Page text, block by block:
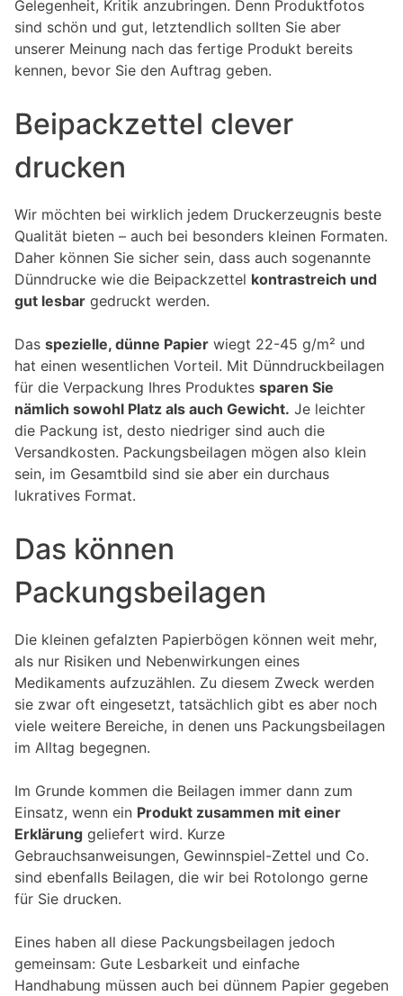
Gelegenheit, Kritik anzubringen. Denn Produktfotos
sind schön und gut, letztendlich sollten Sie aber
unserer Meinung nach das fertige Produkt bereits
kennen, bevor Sie den Auftrag geben.
Beipackzettel clever
drucken
Wir möchten bei wirklich jedem Druckerzeugnis beste
Qualität bieten – auch bei besonders kleinen Formaten.
Daher können Sie sicher sein, dass auch sogenannte
Dünndrucke wie die Beipackzettel kontrastreich und
gut lesbar gedruckt werden.
Das spezielle, dünne Papier wiegt 22-45 g/m² und
hat einen wesentlichen Vorteil. Mit Dünndruckbeilagen
für die Verpackung Ihres Produktes sparen Sie
nämlich sowohl Platz als auch Gewicht. Je leichter
die Packung ist, desto niedriger sind auch die
Versandkosten. Packungsbeilagen mögen also klein
sein, im Gesamtbild sind sie aber ein durchaus
lukratives Format.
Das können
Packungsbeilagen
Die kleinen gefalzten Papierbögen können weit mehr,
als nur Risiken und Nebenwirkungen eines
Medikaments aufzuzählen. Zu diesem Zweck werden
sie zwar oft eingesetzt, tatsächlich gibt es aber noch
viele weitere Bereiche, in denen uns Packungsbeilagen
im Alltag begegnen.
Im Grunde kommen die Beilagen immer dann zum
Einsatz, wenn ein Produkt zusammen mit einer
Erklärung geliefert wird. Kurze
Gebrauchsanweisungen, Gewinnspiel-Zettel und Co.
sind ebenfalls Beilagen, die wir bei Rotolongo gerne
für Sie drucken.
Eines haben all diese Packungsbeilagen jedoch
gemeinsam: Gute Lesbarkeit und einfache
Handhabung müssen auch bei dünnem Papier gegeben